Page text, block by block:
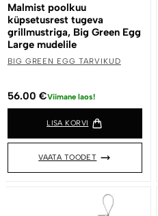
Malmist poolkuu
küpsetusrest tugeva
grillmustriga, Big Green Egg
Large mudelile
BIG GREEN EGG TARVIKUD
56.00 €Viimane laos!
LISA KORVI
VAATA TOODET